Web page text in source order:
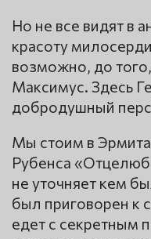
Но не все видят в
красоту
возможно, до
Максимус. Здесь
добродушный
Мы стоим в
Рубенса
не уточняет кем
был приговорен к
едет с секретным